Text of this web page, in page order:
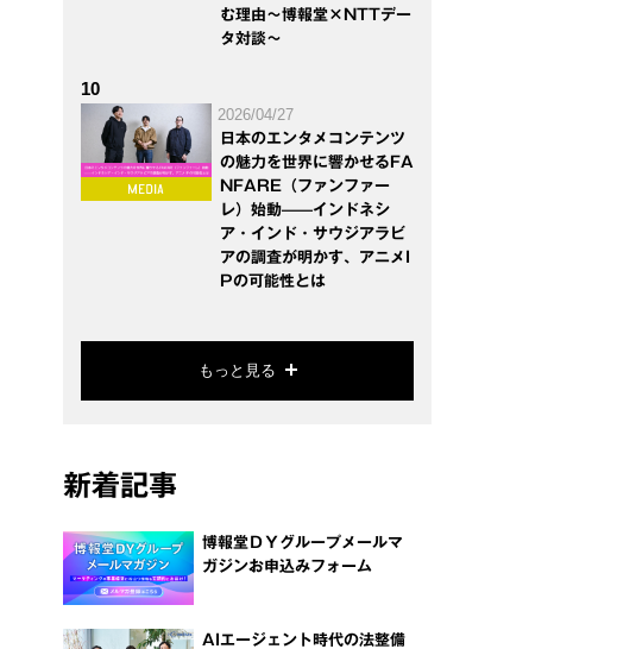
む理由～博報堂×NTTデー
タ対談～
10
2026/04/27
日本のエンタメコンテンツ
の魅力を世界に響かせるFA
NFARE（ファンファー
レ）始動——インドネシ
ア・インド・サウジアラビ
アの調査が明かす、アニメI
Pの可能性とは
もっと見る
新着記事
博報堂ＤＹグループメールマ
ガジンお申込みフォーム
AIエージェント時代の法整備